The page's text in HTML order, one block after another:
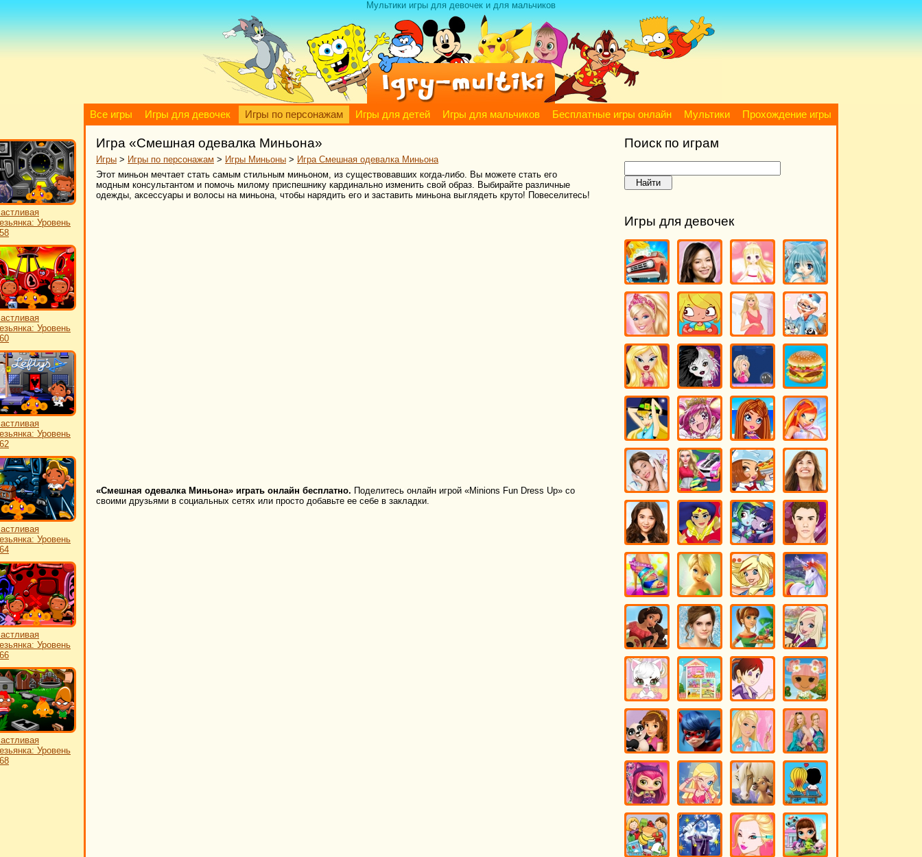
Мультики игры для девочек и для мальчиков
Все игры Игры для девочек Игры по персонажам Игры для детей Игры для мальчиков Бесплатные игры онлайн Мультики Прохождение игры
Уровень
Уровень
Уровень
Уровень
Уровень
Уровень
Игра «Смешная одевалка Миньона»
Игры > Игры по персонажам > Игры Миньоны > Игра Смешная одевалка Миньона
Этот миньон мечтает стать самым стильным миньоном, из существовавших когда-либо. Вы можете стать его
модным консультантом и помочь милому приспешнику кардинально изменить свой образ. Выбирайте различные
одежды, аксессуары и волосы на миньона, чтобы нарядить его и заставить миньона выглядеть круто! Повеселитесь!
«Смешная одевалка Миньона» играть онлайн бесплатно. Поделитесь онлайн игрой «Minions Fun Dress Up» со
своими друзьями в социальных сетях или просто добавьте ее себе в закладки.
Поиск по играм
Игры для девочек